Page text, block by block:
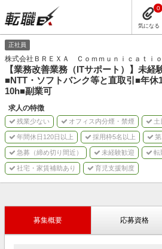
気になる
0
正社員
株式会社ＢＲＥＸＡ Ｃｏｍｍｕｎｉｃａｔｉｏ
【業務改善業務（ITサポート）】未経
■NTT・ソフトバンク等と直取引■年休
10h■副業可
求人の特徴
残業少ない オフィス内分煙・禁煙 土
年間休日120日以上 採用枠5名以上
急募（締め切り間近） 未経験歓迎 転
社宅・家賃補助あり 育児支援制度
募集概要 応募資格